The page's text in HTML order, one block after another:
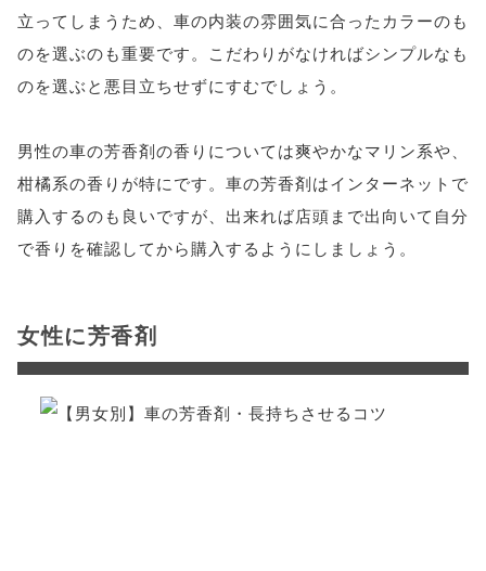
立ってしまうため、車の内装の雰囲気に合ったカラーのも
のを選ぶのも重要です。こだわりがなければシンプルなも
のを選ぶと悪目立ちせずにすむでしょう。
男性の車の芳香剤の香りについては爽やかなマリン系や、
柑橘系の香りが特にです。車の芳香剤はインターネットで
購入するのも良いですが、出来れば店頭まで出向いて自分
で香りを確認してから購入するようにしましょう。
女性に芳香剤